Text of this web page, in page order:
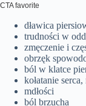
dławica
trudności w
zmęczenie i
obrzęk
ból w klatce
kołatanie
mdłości
ból brzucha